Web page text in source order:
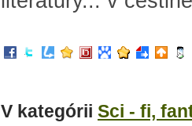
V kategórii Sci - fi,